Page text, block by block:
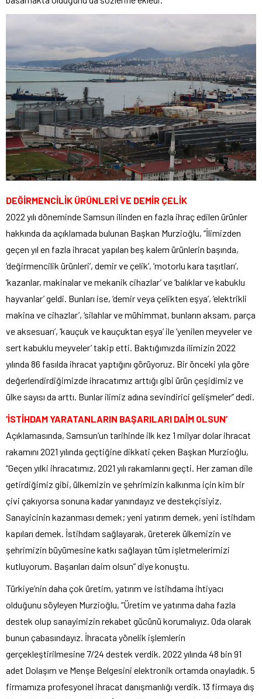
DEĞİRMENCİLİK ÜRÜNLERİ VE DEMİR ÇELİK
2022 yılı döneminde Samsun ilinden en fazla ihraç edilen ürünler
hakkında da açıklamada bulunan Başkan Murzioğlu, “İlimizden
geçen yıl en fazla ihracat yapılan beş kalem ürünlerin başında,
‘değirmencilik ürünleri’, demir ve çelik’, ‘motorlu kara taşıtları’,
‘kazanlar, makinalar ve mekanik cihazlar’ ve ‘balıklar ve kabuklu
hayvanlar’ geldi. Bunları ise, ‘demir veya çelikten eşya’, ‘elektrikli
makina ve cihazlar’, ‘silahlar ve mühimmat, bunların aksam, parça
ve aksesuarı’, ‘kauçuk ve kauçuktan eşya’ ile ‘yenilen meyveler ve
sert kabuklu meyveler’ takip etti. Baktığımızda ilimizin 2022
yılında 86 fasılda ihracat yaptığını görüyoruz. Bir önceki yıla göre
değerlendirdiğimizde ihracatımız arttığı gibi ürün çeşidimiz ve
ülke sayısı da arttı. Bunlar ilimiz adına sevindirici gelişmeler” dedi.
‘İSTİHDAM YARATANLARIN BAŞARILARI DAİM OLSUN’
Açıklamasında, Samsun’un tarihinde ilk kez 1 milyar dolar ihracat
rakamını 2021 yılında geçtiğine dikkati çeken Başkan Murzioğlu,
“Geçen yılki ihracatımız, 2021 yılı rakamlarını geçti. Her zaman dile
getirdiğimiz gibi, ülkemizin ve şehrimizin kalkınma için kim bir
çivi çakıyorsa sonuna kadar yanındayız ve destekçisiyiz.
Sanayicinin kazanması demek; yeni yatırım demek, yeni istihdam
kapıları demek. İstihdam sağlayarak, üreterek ülkemizin ve
şehrimizin büyümesine katkı sağlayan tüm işletmelerimizi
kutluyorum. Başarıları daim olsun” diye konuştu.
Türkiye’nin daha çok üretim, yatırım ve istihdama ihtiyacı
olduğunu söyleyen Murzioğlu, “Üretim ve yatırıma daha fazla
destek olup sanayimizin rekabet gücünü korumalıyız. Oda olarak
bunun çabasındayız. İhracata yönelik işlemlerin
gerçekleştirilmesine 7/24 destek verdik. 2022 yılında 48 bin 91
adet Dolaşım ve Menşe Belgesini elektronik ortamda onayladık. 5
firmamıza profesyonel ihracat danışmanlığı verdik. 13 firmaya dış